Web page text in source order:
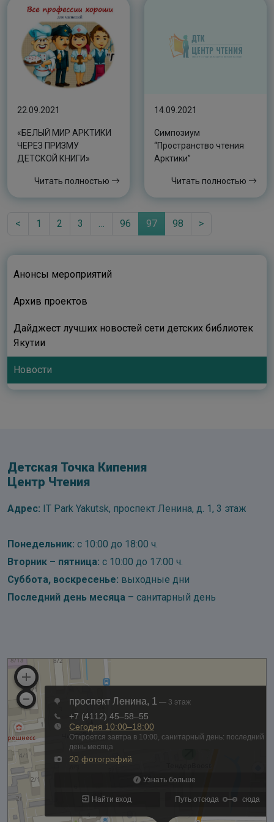
22.09.2021
«БЕЛЫЙ МИР АРКТИКИ
ЧЕРЕЗ ПРИЗМУ
ДЕТСКОЙ КНИГИ»
Читать полностью
14.09.2021
Симпозиум
“Пространство чтения
Арктики”
Читать полностью
< 1 2 3 … 96 97 98 >
Анонсы мероприятий
Архив проектов
Дайджест лучших новостей сети детских библиотек
Якутии
Новости
Детская Точка Кипения
Центр Чтения
Адрес: IT Park Yakutsk, проспект Ленина, д. 1, 3 этаж
Понедельник: с 10:00 до 18:00 ч.
Вторник – пятница: с 10:00 до 17:00 ч.
Суббота, воскресенье: выходные дни
Последний день месяца – санитарный день